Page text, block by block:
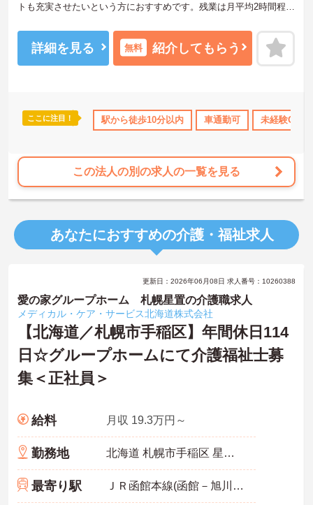
度あり 産休･育休･介護休暇取得実績あり 社会保険完備 交通
トも充実させたいという方におすすめです。残業は月平均2時間程度
は徒歩6分と通いやすいのも嬉しいポイントです。ご興味のある方に
は、面接対策ポイントなど、さらに詳細をお話しいたしますのでお
詳細を見る 無料 紹介してもらう
ここに注目！ 駅から徒歩10分以内 車通勤可 未経験OK
この法人の別の求人の一覧を見る
あなたにおすすめの介護・福祉求人
更新日：2026年06月08日 求人番号：10260388
愛の家グループホーム 札幌星置の介護職求人
メディカル・ケア・サービス北海道株式会社
【北海道／札幌市手稲区】年間休日114
日☆グループホームにて介護福祉士募
集＜正社員＞
給料 月収 19.3万円～
勤務地 北海道 札幌市手稲区 星置三条9-8-11
最寄り駅 ＪＲ函館本線(函館－旭川)「ほしみ駅」徒歩10分